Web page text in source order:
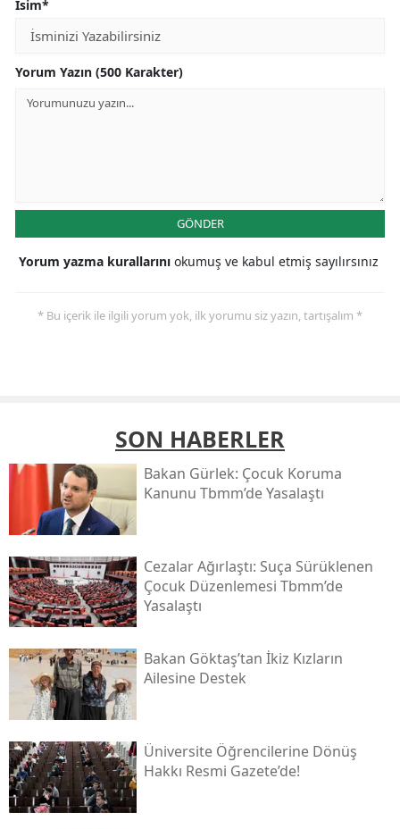
İsim*
Yorum Yazın (500 Karakter)
GÖNDER
Yorum yazma kurallarını okumuş ve kabul etmiş sayılırsınız
* Bu içerik ile ilgili yorum yok, ilk yorumu siz yazın, tartışalım *
SON HABERLER
Bakan Gürlek: Çocuk Koruma
Kanunu Tbmm’de Yasalaştı
Cezalar Ağırlaştı: Suça Sürüklenen
Çocuk Düzenlemesi Tbmm’de
Yasalaştı
Bakan Göktaş’tan İkiz Kızların
Ailesine Destek
Üniversite Öğrencilerine Dönüş
Hakkı Resmi Gazete’de!